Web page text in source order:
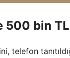
500 bin TL
telefon